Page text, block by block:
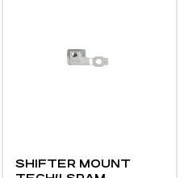
SHIFTER MOUNT